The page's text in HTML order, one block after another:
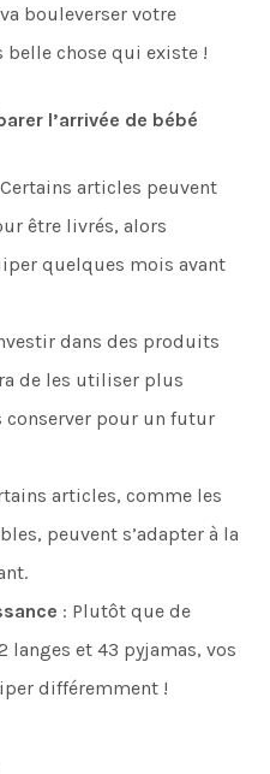
bouleverser votre
chose qui existe !
l’arrivée de bébé
articles peuvent
être livrés, alors
quelques mois avant
dans des produits
de les utiliser plus
conserver pour un futur
articles, comme les
peuvent s’adapter à la
: Plutôt que de
langes et 43 pyjamas, vos
différemment !